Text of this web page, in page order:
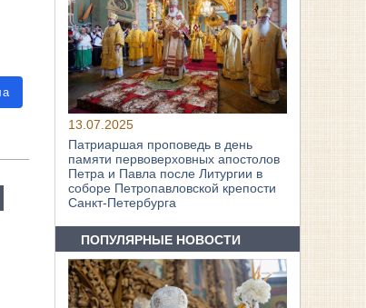
13.07.2025
Патриаршая проповедь в день
памяти первоверховных апостолов
Петра и Павла после Литургии в
соборе Петропавловской крепости
Санкт-Петербурга
ПОПУЛЯРНЫЕ НОВОСТИ